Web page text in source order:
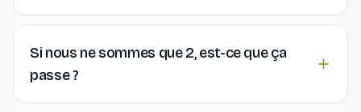
Si nous ne sommes que 2, est-ce que ça
passe ?